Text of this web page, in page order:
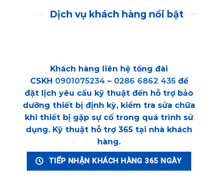
Dịch vụ khách hàng nổi bật
Khách hàng liên hệ tổng đài
CSKH 0901075234 – 0286 6862 435 để
đặt lịch yêu cầu kỹ thuật đến hỗ trợ bảo
dưỡng thiết bị định kỳ, kiểm tra sửa chữa
khi thiết bị gặp sự cố trong quá trình sử
dụng. Kỹ thuật hỗ trợ 365 tại nhà khách
hàng.
TIẾP NHẬN KHÁCH HÀNG 365 NGÀY